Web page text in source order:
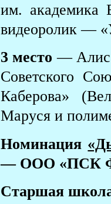
им. академика
видеоролик —
3 место —
Советского
Каберова»
Маруся и
Номинация
— ООО «ПСК
Старшая